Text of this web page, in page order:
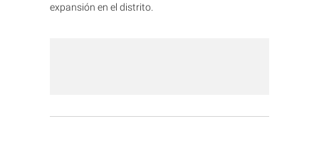
expansión en el distrito.